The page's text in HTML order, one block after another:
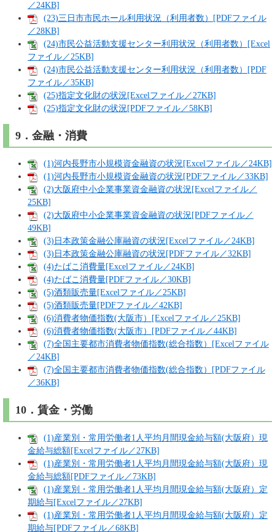
／24KB]
(23)三日市市民ホール利用状況（利用者数）[PDFファイル
／28KB]
(24)市民公益活動支援センター利用状況（利用者数）[Excel
ファイル／25KB]
(24)市民公益活動支援センター利用状況（利用者数）[PDF
ファイル／35KB]
(25)指定文化財の状況[Excelファイル／27KB]
(25)指定文化財の状況[PDFファイル／58KB]
9．金融・消費
(1)河内長野市小規模資金融資の状況[Excelファイル／24KB]
(1)河内長野市小規模資金融資の状況[PDFファイル／33KB]
(2)大阪府中小企業事業資金融資の状況[Excelファイル／
25KB]
(2)大阪府中小企業事業資金融資の状況[PDFファイル／
49KB]
(3)日本政策金融公庫融資の状況[Excelファイル／24KB]
(3)日本政策金融公庫融資の状況[PDFファイル／32KB]
(4)たばこ消費量[Excelファイル／24KB]
(4)たばこ消費量[PDFファイル／30KB]
(5)酒類販売量[Excelファイル／25KB]
(5)酒類販売量[PDFファイル／42KB]
(6)消費者物価指数(大阪市）[Excelファイル／25KB]
(6)消費者物価指数(大阪市）[PDFファイル／44KB]
(7)全国主要都市消費者物価指数(総合指数）[Excelファイル
／24KB]
(7)全国主要都市消費者物価指数(総合指数）[PDFファイル
／36KB]
10．賃金・労働
(1)産業別・常用労働者1人平均月間現金給与額(大阪府）現
金給与総額[Excelファイル／27KB]
(1)産業別・常用労働者1人平均月間現金給与額(大阪府）現
金給与総額[PDFファイル／73KB]
(1)産業別・常用労働者1人平均月間現金給与額(大阪府）定
期給与[Excelファイル／27KB]
(1)産業別・常用労働者1人平均月間現金給与額(大阪府）定
期給与[PDFファイル／68KB]